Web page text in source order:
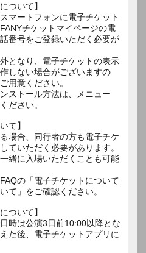
ついて】
マートフォンに電子チケット
チケットマイページの電
番号をご登録いただく必要が
となり、電子チケットの表示
しない場合がございますの
用意ください。
ストール方法は、メニュー
ださい。
て】
場合、同行者の方も電子チケ
ていただく必要があります。
緒に入場いただくことも可能
の「電子チケットについて
て」をご確認ください。
ついて】
時は公演3日前10:00以降とな
た後、電子チケットアプリに